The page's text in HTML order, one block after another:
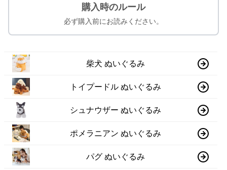
購入時のルール
必ず購入前にお読みください。
柴犬 ぬいぐるみ
トイプードル ぬいぐるみ
シュナウザー ぬいぐるみ
ポメラニアン ぬいぐるみ
パグ ぬいぐるみ